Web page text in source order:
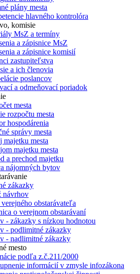
plány mesta
hlavného kontrolóra
komisie
MsZ a termíny
a zápisnice MsZ
a zápisnice komisií
zastupiteľstva
a ich členovia
poslancov
a odmeňovací poriadok
mesta
rozpočtu mesta
hospodárenia
správy mesta
majetku mesta
majetku mesta
a prechod majetku
nájomných bytov
zákazky
návrhov
obstarávateľa
o verejnom obstarávaní
- zákazky s nízkou hodnotou
- podlimitné zákazky
- nadlimitné zákazky
mesto
podľa z.č.211/2000
informácií v zmysle infozákona